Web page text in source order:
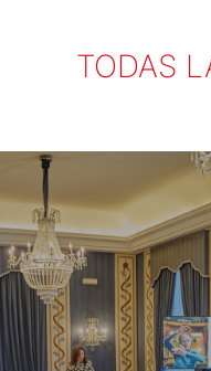
recayendo este
empresas
TODAS